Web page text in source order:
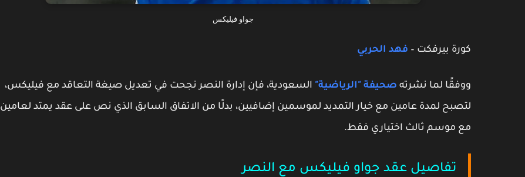
جواو فيليكس
كورة بيرفكت – فهد الحربي
ووفقًا لما نشرته صحيفة "الرياضية" السعودية، فإن إدارة النصر نجحت في تعديل صيغة التعاقد مع فيليكس،
لتصبح لمدة عامين مع خيار التمديد لموسمين إضافيين، بدلًا من الاتفاق السابق الذي نص على عقد يمتد لعامين
مع موسم ثالث اختياري فقط.
تفاصيل عقد جواو فيليكس مع النصر